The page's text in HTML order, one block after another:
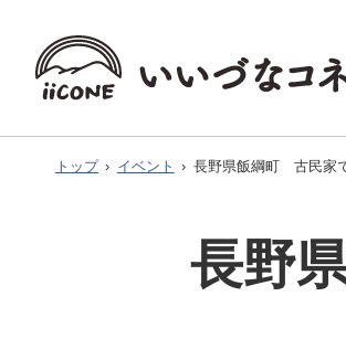
トップ › イベント › 長野県飯綱町 古民家
長野